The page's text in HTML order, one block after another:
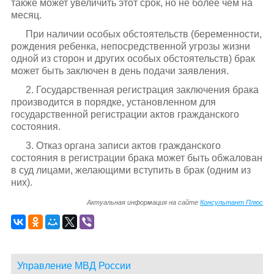
также может увеличить этот срок, но не более чем на
месяц.
При наличии особых обстоятельств (беременности,
рождения ребенка, непосредственной угрозы жизни
одной из сторон и других особых обстоятельств) брак
может быть заключен в день подачи заявления.
2. Государственная регистрация заключения брака
производится в порядке, установленном для
государственной регистрации актов гражданского
состояния.
3. Отказ органа записи актов гражданского
состояния в регистрации брака может быть обжалован
в суд лицами, желающими вступить в брак (одним из
них).
Актуальная информация на сайтеКонсультант Плюс
Управление МВД России